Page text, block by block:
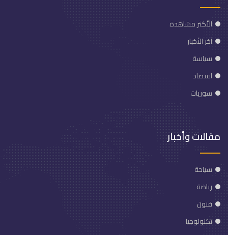
الأكثر مشاهدة
آخر الأخبار
سياسة
اقتصاد
سوريات
مقالات وأخبار
سياحة
رياضة
فنون
تكنولوجيا